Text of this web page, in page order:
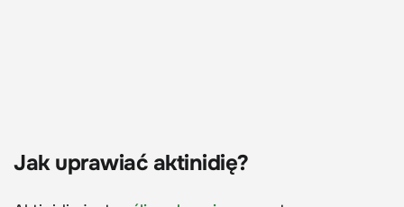
Jak uprawiać aktinidię?